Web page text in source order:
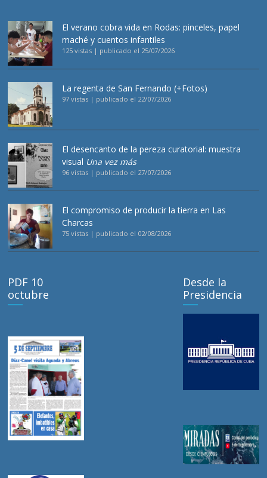
El verano cobra vida en Rodas: pinceles, papel
maché y cuentos infantiles
125 vistas | publicado el 25/07/2026
La regenta de San Fernando (+Fotos)
97 vistas | publicado el 22/07/2026
El desencanto de la pereza curatorial: muestra
visual Una vez más
96 vistas | publicado el 27/07/2026
El compromiso de producir la tierra en Las
Charcas
75 vistas | publicado el 02/08/2026
PDF 10
octubre
Desde la
Presidencia